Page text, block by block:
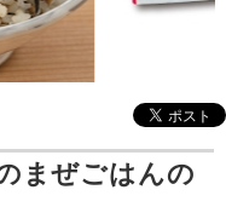
まぜごはんの